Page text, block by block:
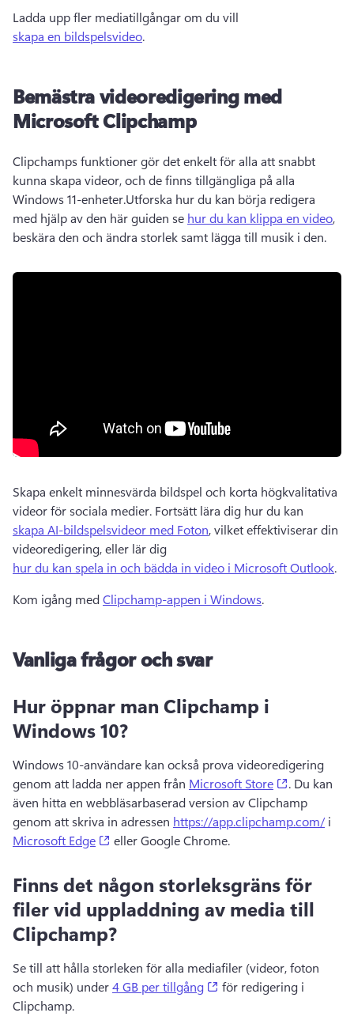
Ladda upp fler mediatillgångar om du vill
skapa en bildspelsvideo.
Bemästra videoredigering med
Microsoft Clipchamp
Clipchamps funktioner gör det enkelt för alla att snabbt
kunna skapa videor, och de finns tillgängliga på alla
Windows 11-enheter.Utforska hur du kan börja redigera
med hjälp av den här guiden se hur du kan klippa en video,
beskära den och ändra storlek samt lägga till musik i den.
Skapa enkelt minnesvärda bildspel och korta högkvalitativa
videor för sociala medier. Fortsätt lära dig hur du kan
skapa AI-bildspelsvideor med Foton, vilket effektiviserar din
videoredigering, eller lär dig
hur du kan spela in och bädda in video i Microsoft Outlook.
Kom igång med Clipchamp-appen i Windows.
Vanliga frågor och svar
Hur öppnar man Clipchamp i
Windows 10?
Windows 10-användare kan också prova videoredigering
genom att ladda ner appen från Microsoft Store (opens in
. Du kan
även hitta en webbläsarbaserad version av Clipchamp
genom att skriva in adressen https://app.clipchamp.com/ i
Microsoft Edge
(opens in a new tab)
eller Google Chrome.
Finns det någon storleksgräns för
filer vid uppladdning av media till
Clipchamp?
Se till att hålla storleken för alla mediafiler (videor, foton
och musik) under 4 GB per tillgång (opens in a new tab)
för redigering i
Clipchamp.